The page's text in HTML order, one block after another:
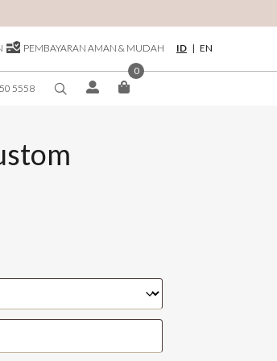
PEMBAYARAN AMAN & MUDAH ID | EN
5558
0